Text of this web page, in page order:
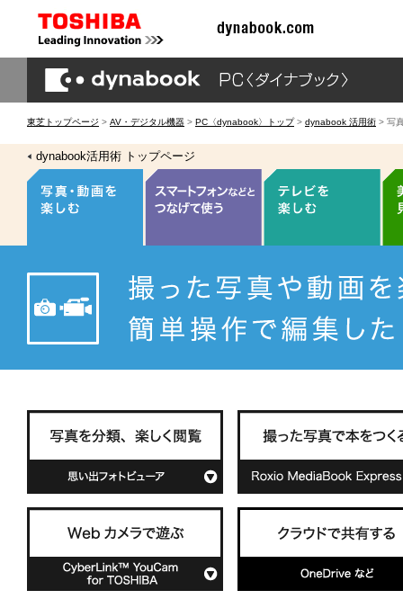
東芝トップページ > AV・デジタル機器 > PC〈dynabook〉トップ> dynabook 活用術 > 写
dynabook活用術 トップページ